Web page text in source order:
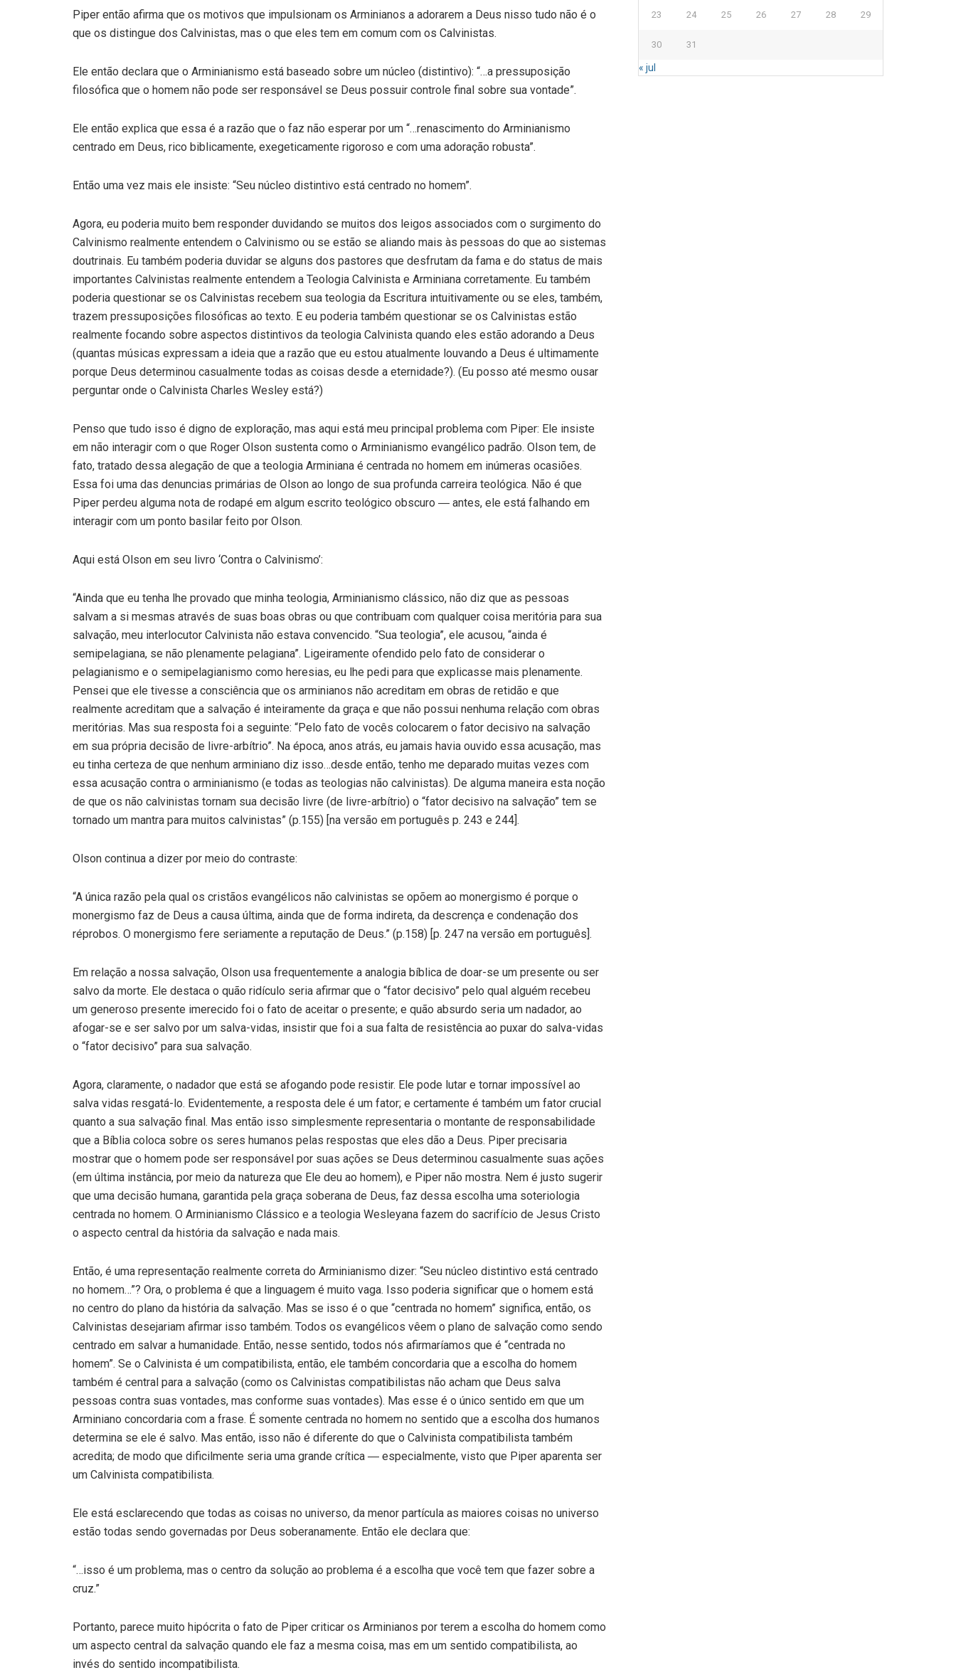
Piper então afirma que os motivos que impulsionam os Arminianos a adorarem a Deus nisso tudo não é o
que os distingue dos Calvinistas, mas o que eles tem em comum com os Calvinistas.
Ele então declara que o Arminianismo está baseado sobre um núcleo (distintivo): “…a pressuposição
filosófica que o homem não pode ser responsável se Deus possuir controle final sobre sua vontade”.
Ele então explica que essa é a razão que o faz não esperar por um “…renascimento do Arminianismo
centrado em Deus, rico biblicamente, exegeticamente rigoroso e com uma adoração robusta”.
Então uma vez mais ele insiste: “Seu núcleo distintivo está centrado no homem”.
Agora, eu poderia muito bem responder duvidando se muitos dos leigos associados com o surgimento do
Calvinismo realmente entendem o Calvinismo ou se estão se aliando mais às pessoas do que ao sistemas
doutrinais. Eu também poderia duvidar se alguns dos pastores que desfrutam da fama e do status de mais
importantes Calvinistas realmente entendem a Teologia Calvinista e Arminiana corretamente. Eu também
poderia questionar se os Calvinistas recebem sua teologia da Escritura intuitivamente ou se eles, também,
trazem pressuposições filosóficas ao texto. E eu poderia também questionar se os Calvinistas estão
realmente focando sobre aspectos distintivos da teologia Calvinista quando eles estão adorando a Deus
(quantas músicas expressam a ideia que a razão que eu estou atualmente louvando a Deus é ultimamente
porque Deus determinou casualmente todas as coisas desde a eternidade?). (Eu posso até mesmo ousar
perguntar onde o Calvinista Charles Wesley está?)
Penso que tudo isso é digno de exploração, mas aqui está meu principal problema com Piper: Ele insiste
em não interagir com o que Roger Olson sustenta como o Arminianismo evangélico padrão. Olson tem, de
fato, tratado dessa alegação de que a teologia Arminiana é centrada no homem em inúmeras ocasiões.
Essa foi uma das denuncias primárias de Olson ao longo de sua profunda carreira teológica. Não é que
Piper perdeu alguma nota de rodapé em algum escrito teológico obscuro ― antes, ele está falhando em
interagir com um ponto basilar feito por Olson.
Aqui está Olson em seu livro ‘Contra o Calvinismo’:
“Ainda que eu tenha lhe provado que minha teologia, Arminianismo clássico, não diz que as pessoas
salvam a si mesmas através de suas boas obras ou que contribuam com qualquer coisa meritória para sua
salvação, meu interlocutor Calvinista não estava convencido. “Sua teologia”, ele acusou, “ainda é
semipelagiana, se não plenamente pelagiana”. Ligeiramente ofendido pelo fato de considerar o
pelagianismo e o semipelagianismo como heresias, eu lhe pedi para que explicasse mais plenamente.
Pensei que ele tivesse a consciência que os arminianos não acreditam em obras de retidão e que
realmente acreditam que a salvação é inteiramente da graça e que não possui nenhuma relação com obras
meritórias. Mas sua resposta foi a seguinte: “Pelo fato de vocês colocarem o fator decisivo na salvação
em sua própria decisão de livre-arbítrio”. Na época, anos atrás, eu jamais havia ouvido essa acusação, mas
eu tinha certeza de que nenhum arminiano diz isso…desde então, tenho me deparado muitas vezes com
essa acusação contra o arminianismo (e todas as teologias não calvinistas). De alguma maneira esta noção
de que os não calvinistas tornam sua decisão livre (de livre-arbítrio) o “fator decisivo na salvação” tem se
tornado um mantra para muitos calvinistas” (p.155) [na versão em português p. 243 e 244].
Olson continua a dizer por meio do contraste:
“A única razão pela qual os cristãos evangélicos não calvinistas se opõem ao monergismo é porque o
monergismo faz de Deus a causa última, ainda que de forma indireta, da descrença e condenação dos
réprobos. O monergismo fere seriamente a reputação de Deus.” (p.158) [p. 247 na versão em português].
Em relação a nossa salvação, Olson usa frequentemente a analogia bíblica de doar-se um presente ou ser
salvo da morte. Ele destaca o quão ridículo seria afirmar que o “fator decisivo” pelo qual alguém recebeu
um generoso presente imerecido foi o fato de aceitar o presente; e quão absurdo seria um nadador, ao
afogar-se e ser salvo por um salva-vidas, insistir que foi a sua falta de resistência ao puxar do salva-vidas
o “fator decisivo” para sua salvação.
Agora, claramente, o nadador que está se afogando pode resistir. Ele pode lutar e tornar impossível ao
salva vidas resgatá-lo. Evidentemente, a resposta dele é um fator; e certamente é também um fator crucial
quanto a sua salvação final. Mas então isso simplesmente representaria o montante de responsabilidade
que a Bíblia coloca sobre os seres humanos pelas respostas que eles dão a Deus. Piper precisaria
mostrar que o homem pode ser responsável por suas ações se Deus determinou casualmente suas ações
(em última instância, por meio da natureza que Ele deu ao homem), e Piper não mostra. Nem é justo sugerir
que uma decisão humana, garantida pela graça soberana de Deus, faz dessa escolha uma soteriologia
centrada no homem. O Arminianismo Clássico e a teologia Wesleyana fazem do sacrifício de Jesus Cristo
o aspecto central da história da salvação e nada mais.
Então, é uma representação realmente correta do Arminianismo dizer: “Seu núcleo distintivo está centrado
no homem…”? Ora, o problema é que a linguagem é muito vaga. Isso poderia significar que o homem está
no centro do plano da história da salvação. Mas se isso é o que “centrada no homem” significa, então, os
Calvinistas desejariam afirmar isso também. Todos os evangélicos vêem o plano de salvação como sendo
centrado em salvar a humanidade. Então, nesse sentido, todos nós afirmaríamos que é “centrada no
homem”. Se o Calvinista é um compatibilista, então, ele também concordaria que a escolha do homem
também é central para a salvação (como os Calvinistas compatibilistas não acham que Deus salva
pessoas contra suas vontades, mas conforme suas vontades). Mas esse é o único sentido em que um
Arminiano concordaria com a frase. É somente centrada no homem no sentido que a escolha dos humanos
determina se ele é salvo. Mas então, isso não é diferente do que o Calvinista compatibilista também
acredita; de modo que dificilmente seria uma grande crítica ― especialmente, visto que Piper aparenta ser
um Calvinista compatibilista.
Ele está esclarecendo que todas as coisas no universo, da menor partícula as maiores coisas no universo
estão todas sendo governadas por Deus soberanamente. Então ele declara que:
“…isso é um problema, mas o centro da solução ao problema é a escolha que você tem que fazer sobre a
cruz.”
Portanto, parece muito hipócrita o fato de Piper criticar os Arminianos por terem a escolha do homem como
um aspecto central da salvação quando ele faz a mesma coisa, mas em um sentido compatibilista, ao
invés do sentido incompatibilista.
23 24 25 26 27 28 29
30 31
« jul